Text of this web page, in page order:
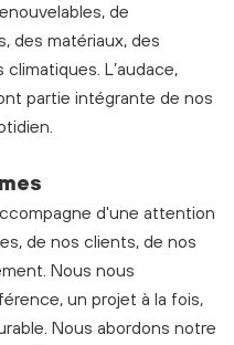
de
des matériaux, des
L’audace,
partie intégrante de nos
d'une attention
de nos clients, de nos
Nous nous
un projet à la fois,
Nous abordons notre